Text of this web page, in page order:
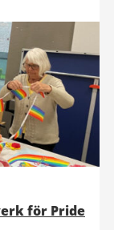
för Pride